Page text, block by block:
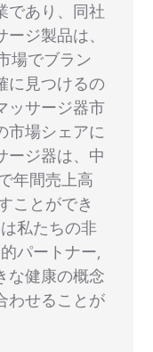
であり、同社
ジ製品は、
場でブラン
に見つけるの
ッサージ器市
市場シェアに
ージ器は、中
年間売上高
ことができ
私たちの非
パートナー,
な健康の概念
わせることが